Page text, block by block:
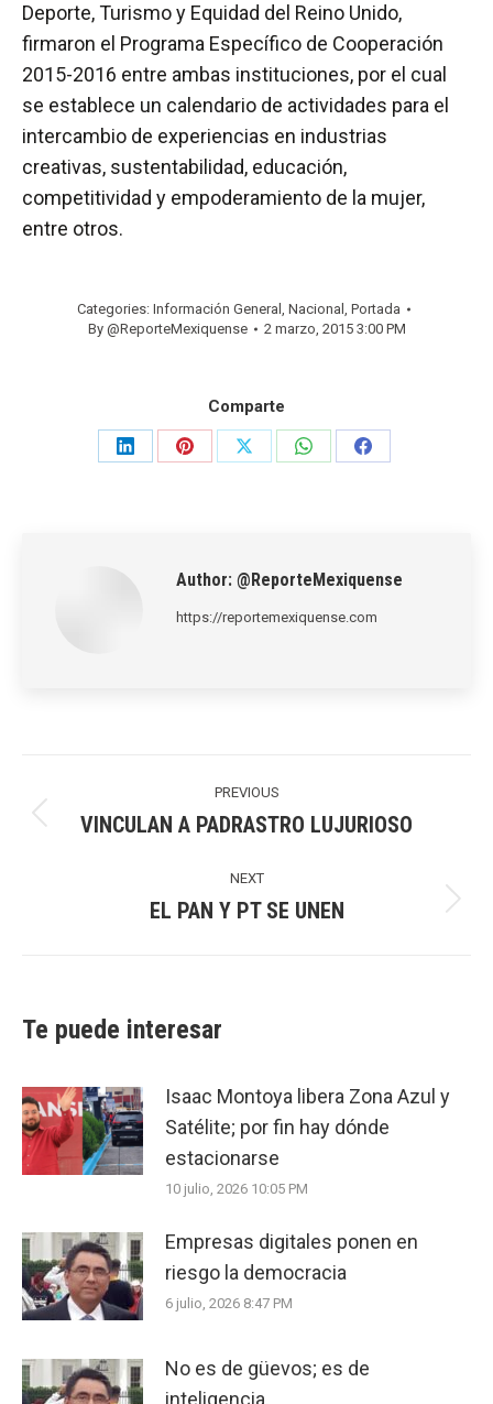
Deporte, Turismo y Equidad del Reino Unido,
firmaron el Programa Específico de Cooperación
2015-2016 entre ambas instituciones, por el cual
se establece un calendario de actividades para el
intercambio de experiencias en industrias
creativas, sustentabilidad, educación,
competitividad y empoderamiento de la mujer,
entre otros.
Categories: Información General , Nacional , Portada
By @ReporteMexiquense 2 marzo, 2015 3:00 PM
Comparte
Share
Share
Share
Share
Share
Author: @ReporteMexiquense
https://reportemexiquense.com
navigation
PREVIOUS
Previous
VINCULAN A PADRASTRO LUJURIOSO
NEXT
Next
EL PAN Y PT SE UNEN
Te puede interesar
Isaac Montoya libera Zona Azul y
Satélite; por fin hay dónde
estacionarse
10 julio, 2026 10:05 PM
Empresas digitales ponen en
riesgo la democracia
6 julio, 2026 8:47 PM
No es de güevos; es de